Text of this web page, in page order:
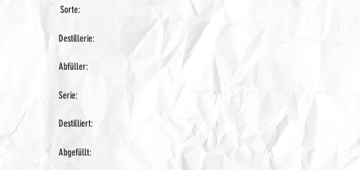
Sorte:
Destillerie:
Abfüller:
Serie:
Destilliert:
Abgefüllt: